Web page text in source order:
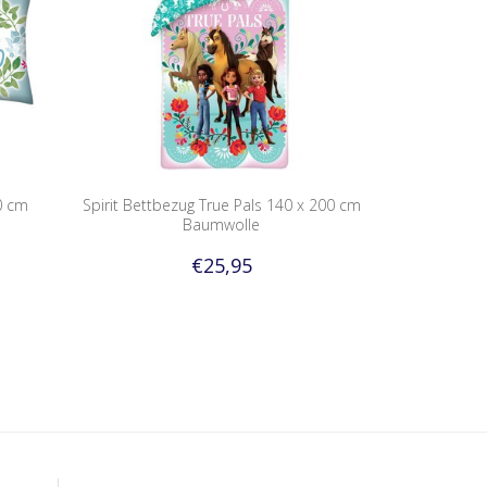
cm
Spirit Bettbezug True Pals 140 x 200 cm
Baumwolle
€25,95